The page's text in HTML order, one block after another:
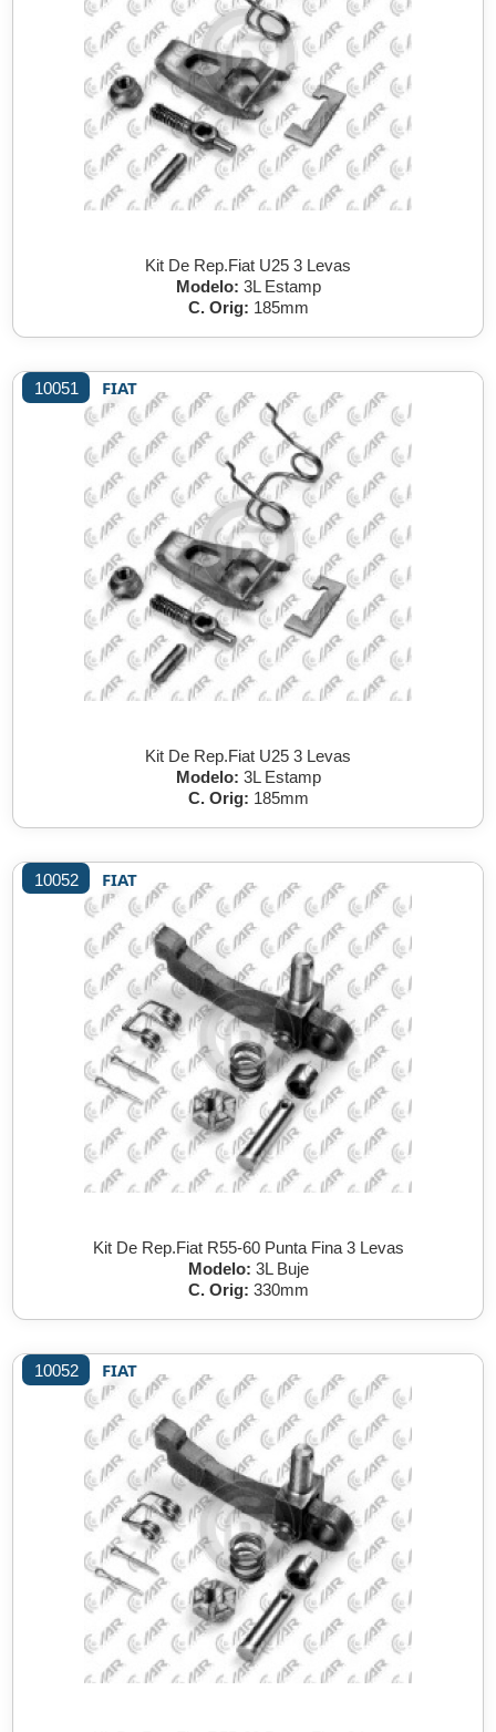
Kit De Rep.Fiat U25 3 Levas
Modelo: 3L Estamp
C. Orig: 185mm
10051 FIAT
Kit De Rep.Fiat U25 3 Levas
Modelo: 3L Estamp
C. Orig: 185mm
10052 FIAT
Kit De Rep.Fiat R55-60 Punta Fina 3 Levas
Modelo: 3L Buje
C. Orig: 330mm
10052 FIAT